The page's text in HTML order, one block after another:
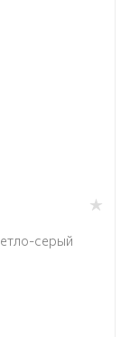
серый